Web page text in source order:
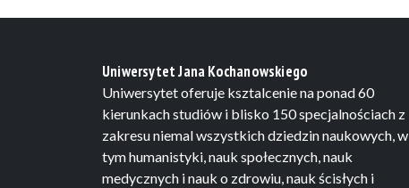
Uniwersytet Jana Kochanowskiego
Uniwersytet oferuje ksztalcenie na ponad 60
kierunkach studiów i blisko 150 specjalnościach z
zakresu niemal wszystkich dziedzin naukowych, w
tym humanistyki, nauk społecznych, nauk
medycznych i nauk o zdrowiu, nauk ścisłych i